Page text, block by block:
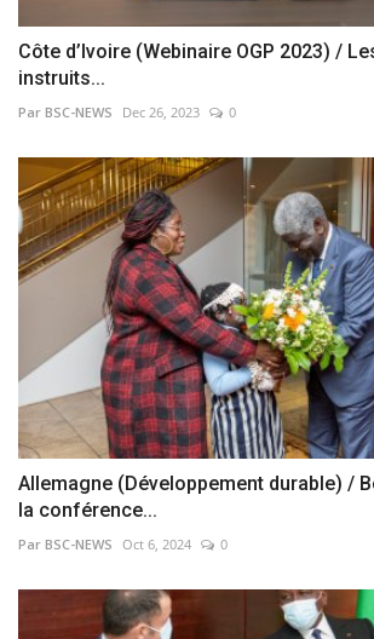
Côte d’Ivoire (Webinaire OGP 2023) /
instruits...
Par BSC-NEWS Dec 26, 2023 0
Allemagne (Développement durable) /
la conférence...
Par BSC-NEWS Oct 6, 2024 0